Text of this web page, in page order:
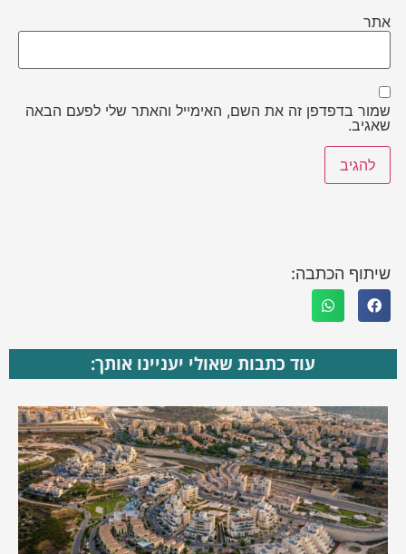
אתר
שמור בדפדפן זה את השם, האימייל והאתר שלי לפעם הבאה
שאגיב.
שיתוף הכתבה:
עוד כתבות שאולי יעניינו אותך: